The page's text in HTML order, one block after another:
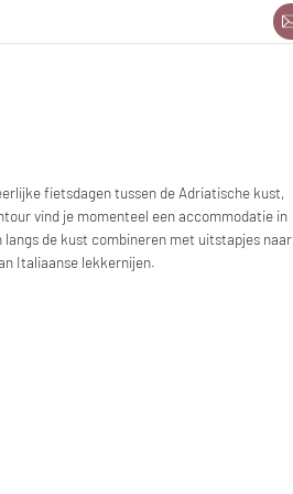
fietsdagen tussen de Adriatische kust,
vind je momenteel een accommodatie in
de kust combineren met uitstapjes naar
Italiaanse lekkernijen.